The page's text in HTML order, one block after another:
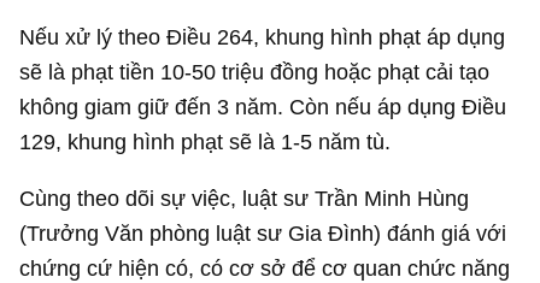
Nếu xử lý theo Điều 264, khung hình phạt áp dụng
sẽ là phạt tiền 10-50 triệu đồng hoặc phạt cải tạo
không giam giữ đến 3 năm. Còn nếu áp dụng Điều
129, khung hình phạt sẽ là 1-5 năm tù.
Cùng theo dõi sự việc, luật sư Trần Minh Hùng
(Trưởng Văn phòng luật sư Gia Đình) đánh giá với
chứng cứ hiện có, có cơ sở để cơ quan chức năng